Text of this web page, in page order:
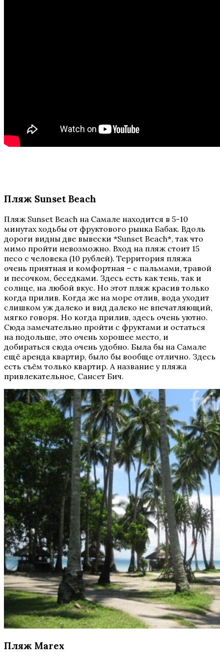
Пляж Sunset Beach
Пляж Sunset Beach на Самале находится в 5-10
минутах ходьбы от фруктового рынка Бабак. Вдоль
дороги видны две вывески *Sunset Beach*, так что
мимо пройти невозможно. Вход на пляж стоит 15
песо с человека (10 рублей). Территория пляжа
очень приятная и комфортная – с пальмами, травой
и песочком, беседками. Здесь есть как тень, так и
солнце, на любой вкус. Но этот пляж красив только
когда прилив. Когда же на море отлив, вода уходит
слишком уж далеко и вид далеко не впечатляющий,
мягко говоря. Но когда прилив, здесь очень уютно.
Сюда замечательно пройти с фруктами и остаться
на подольше, это очень хорошее место, и
добираться сюда очень удобно. Была бы на Самале
ещё аренда квартир, было бы вообще отлично. Здесь
есть съём только квартир. А название у пляжа
привлекательное, Сансет Бич.
Пляж Marex